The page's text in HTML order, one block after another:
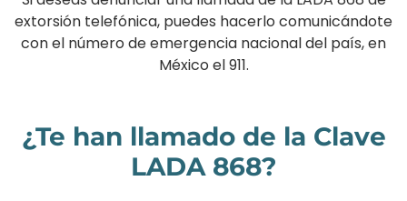
extorsión telefónica, puedes hacerlo comunicándote
con el número de emergencia nacional del país, en
México el 911.
¿Te han llamado de la Clave
LADA 868?